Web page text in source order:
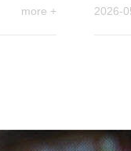
more +
2026-